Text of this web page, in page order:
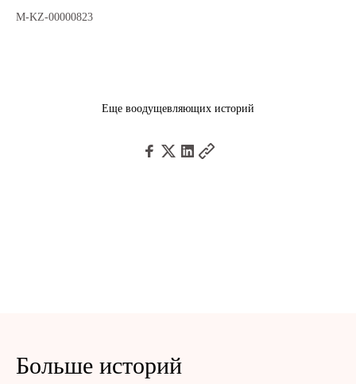
M-KZ-00000823
Еще воодущевляющих историй
Больше историй